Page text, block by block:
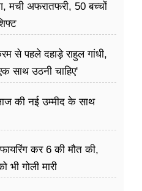
मची अफरातफरी, 50 बच्चों
से पहले दहाड़े राहुल गांधी,
साथ उठनी चाहिए'
की नई उम्मीद के साथ
कर 6 की मौत की,
भी गोली मारी